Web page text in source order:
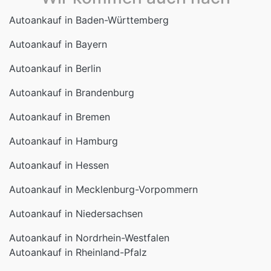
Autoankauf in Baden-Württemberg
Autoankauf in Bayern
Autoankauf in Berlin
Autoankauf in Brandenburg
Autoankauf in Bremen
Autoankauf in Hamburg
Autoankauf in Hessen
Autoankauf in Mecklenburg-Vorpommern
Autoankauf in Niedersachsen
Autoankauf in Nordrhein-Westfalen
Autoankauf in Rheinland-Pfalz